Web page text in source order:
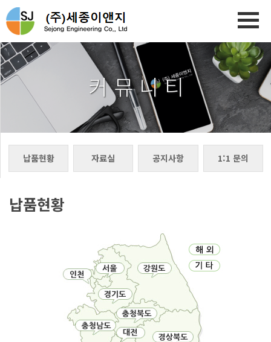
커 뮤 니 티
납품현황 자료실 공지사항 1:1 문의
납품현황